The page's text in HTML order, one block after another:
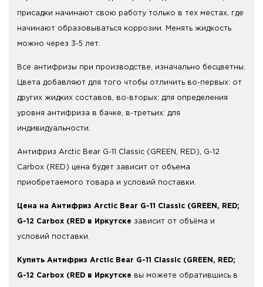
присадки начинают свою работу только в тех местах, где
начинают образовываться коррозии. Менять жидкость
можно через 3-5 лет.
Все антифризы при производстве, изначально бесцветны.
Цвета добавляют для того чтобы отличить во-первых: от
других жидких составов, во-вторых: для определения
уровня антифриза в бачке, в-третьих: для
индивидуальности.
Антифриз Arctic Bear G-11 Classic (GREEN, RED), G-12
Carbox (RED) цена будет зависит от объема
приобретаемого товара и условий поставки.
Цена на Антифриз Arctic Bear G-11 Classic (GREEN, RED;
G-12 Carbox (RED в Иркутске зависит от объёма и
условий поставки.
Купить Антифриз Arctic Bear G-11 Classic (GREEN, RED;
G-12 Carbox (RED в Иркутске вы можете обратившись в